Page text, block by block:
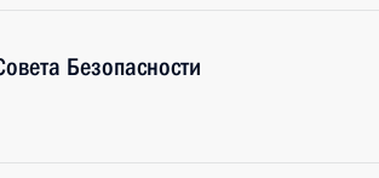
Безопасности